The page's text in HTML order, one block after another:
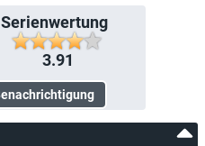
Serienwertung
3.91